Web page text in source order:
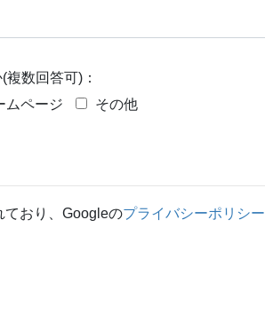
数回答可)：
ムページ その他
ており、Googleのプライバシーポリシー